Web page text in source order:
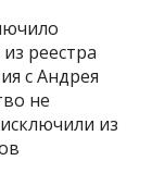
реестра
с Андрея
не
из